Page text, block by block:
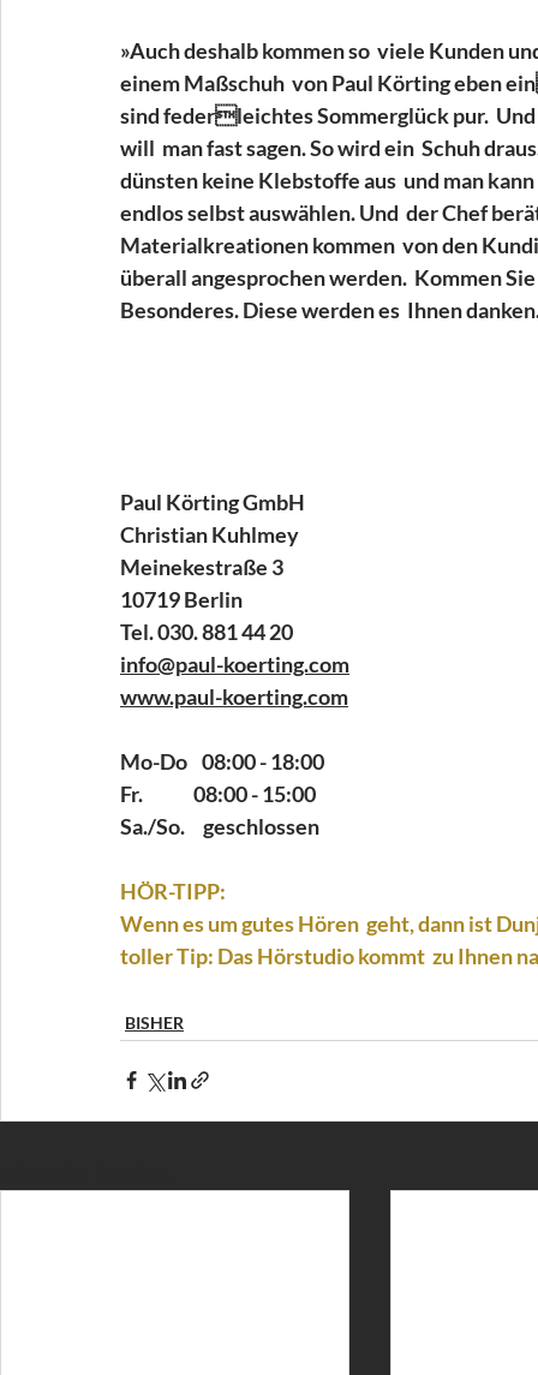
»Auch deshalb kommen so  viele Kunden
einem Maßschuh  von Paul Körting eben
sind federleichtes Sommerglück pur.
will  man fast sagen. So wird ein  Schuh
dünsten keine Klebstoffe aus  und man
endlos selbst auswählen. Und  der Chef
Materialkreationen kommen  von den
überall angesprochen werden.  Kommen
Besonderes. Diese werden es  Ihnen
Paul Körting GmbH
Christian Kuhlmey
Meinekestraße 3
10719 Berlin
Tel. 030. 881 44 20
info@paul-koerting.com
www.paul-koerting.com
Mo-Do    08:00 - 18:00
Fr.              08:00 - 15:00
Sa./So.     geschlossen
HÖR-TIPP:
Wenn es um gutes Hören  geht, dann ist
toller Tip: Das Hörstudio kommt  zu Ihnen
BISHER